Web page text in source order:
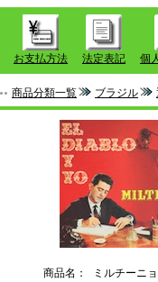
お支払方法 法定表記 個
商品分類一覧 ブラジル
商品名：
ミルチーニ